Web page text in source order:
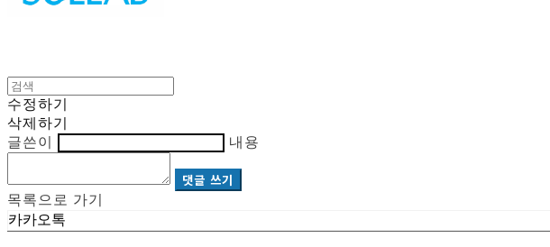
수정하기
삭제하기
글쓴이
내용
댓글 쓰기
목록으로 가기
카카오톡